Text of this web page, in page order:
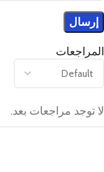
المراجعات
لا توجد مراجعات بعد.